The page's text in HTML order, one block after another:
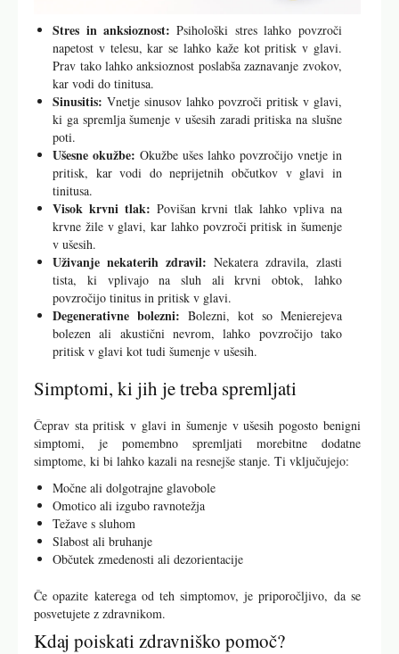
Stres in anksioznost: Psihološki stres lahko povzroči
napetost v telesu, kar se lahko kaže kot pritisk v glavi.
Prav tako lahko anksioznost poslabša zaznavanje zvokov,
kar vodi do tinitusa.
Sinusitis: Vnetje sinusov lahko povzroči pritisk v glavi,
ki ga spremlja šumenje v ušesih zaradi pritiska na slušne
poti.
Ušesne okužbe: Okužbe ušes lahko povzročijo vnetje in
pritisk, kar vodi do neprijetnih občutkov v glavi in
tinitusa.
Visok krvni tlak: Povišan krvni tlak lahko vpliva na
krvne žile v glavi, kar lahko povzroči pritisk in šumenje
v ušesih.
Uživanje nekaterih zdravil: Nekatera zdravila, zlasti
tista, ki vplivajo na sluh ali krvni obtok, lahko
povzročijo tinitus in pritisk v glavi.
Degenerativne bolezni: Bolezni, kot so Menierejeva
bolezen ali akustični nevrom, lahko povzročijo tako
pritisk v glavi kot tudi šumenje v ušesih.
Simptomi, ki jih je treba spremljati
Čeprav sta pritisk v glavi in šumenje v ušesih pogosto benigni
simptomi, je pomembno spremljati morebitne dodatne
simptome, ki bi lahko kazali na resnejše stanje. Ti vključujejo:
Močne ali dolgotrajne glavobole
Omotico ali izgubo ravnotežja
Težave s sluhom
Slabost ali bruhanje
Občutek zmedenosti ali dezorientacije
Če opazite katerega od teh simptomov, je priporočljivo, da se
posvetujete z zdravnikom.
Kdaj poiskati zdravniško pomoč?